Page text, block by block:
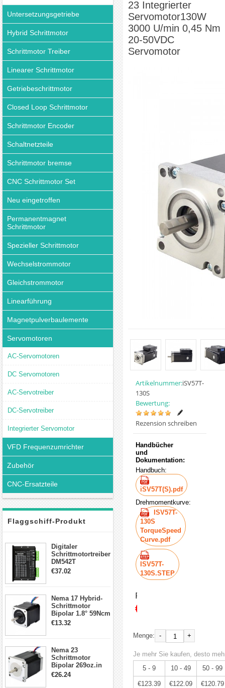
Untersetzungsgetriebe
Hybrid Schrittmotor
Schrittmotor Treiber
Linearer Schrittmotor
Getriebeschrittmotor
Closed Loop Schrittmotor
Schrittmotor Encoder
Schaltnetzteile
Schrittmotor bremse
CNC Schrittmotor Set
Neu eingetroffen
Permanentmagnet
Schrittmotor
Spezieller Schrittmotor
Wechselstrommotor
Gleichstrommotor
Linearführung
Magnetpulverbaulemente
Servomotoren
AC-Servomotoren
DC Servomotoren
AC-Servotreiber
DC-Servotreiber
Integrierter Servomotor
VFD Frequenzumrichter
Zubehör
CNC-Ersatzteile
Flaggschiff-Produkt
Digitaler
Schrittmotortreiber
DM542T
Schrittmotor
Schrittmotor
€37.02
Nema 17 Hybrid-
Schrittmotor
Bipolar 1.8° 59Ncm
2A 4 Drähte mit 1m
€13.32
Nema 23
Schrittmotor
Bipolar 269oz.in
2,8A 57x57x76mm
€26.24
23 Integrierter
Servomotor130W
3000 U/min 0,45 Nm
20-50VDC
Servomotor
Artikelnummer:iSV57T-
130S
Bewertung:
Rezension schreiben
Handbücher
und
Dokumentation:
Handbuch:
iSV57T(S).pdf
Drehmomentkurve:
ISV57T-
130S
TorqueSpeed
Curve.pdf
ISV57T-
130S.STEP
Preis:
€129.88
Menge: - +
Je mehr Sie kaufen, desto
5 - 9
10 - 49 50 - 99
€123.39 €122.09 €120.79